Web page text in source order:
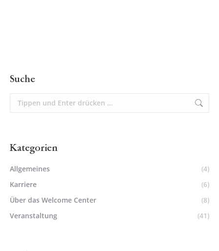
Suche
Suchen:
Kategorien
Allgemeines
(4)
Karriere
(6)
Über das Welcome Center
(8)
Veranstaltung
(41)